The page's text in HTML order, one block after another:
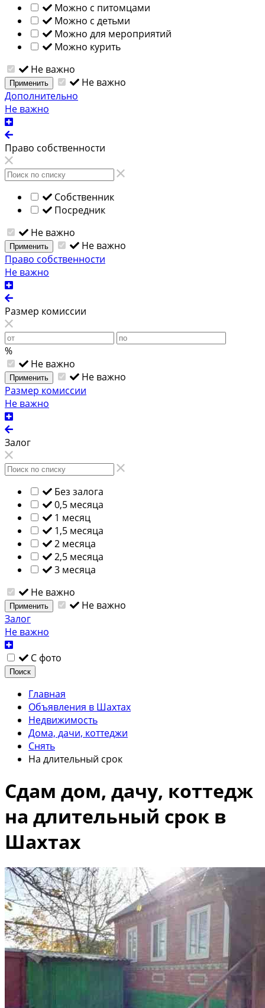
Можно с питомцами
Можно с детьми
Можно для мероприятий
Можно курить
Не важно
Применить
Не важно
Дополнительно
Не важно
Право собственности
Собственник
Посредник
Не важно
Применить
Не важно
Право собственности
Не важно
Размер комиссии
%
Не важно
Применить
Не важно
Размер комиссии
Не важно
Залог
Без залога
0,5 месяца
1 месяц
1,5 месяца
2 месяца
2,5 месяца
3 месяца
Не важно
Применить
Не важно
Залог
Не важно
С фото
Поиск
Главная
Объявления в Шахтах
Недвижимость
Дома, дачи, коттеджи
Снять
На длительный срок
Сдам дом, дачу, коттедж
на длительный срок в
Шахтах